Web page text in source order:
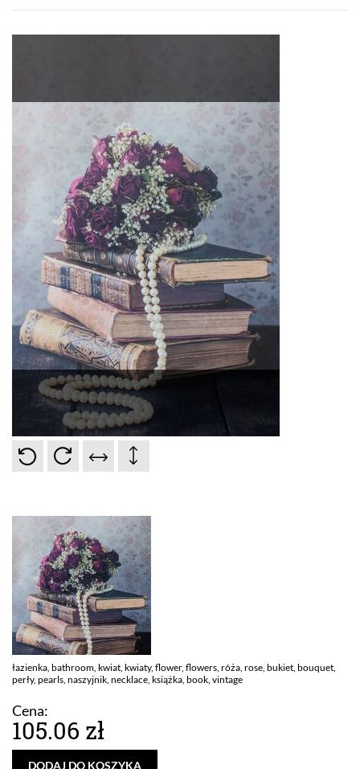
łazienka, bathroom, kwiat, kwiaty, flower, flowers, róża, rose, bukiet, bouquet,
perły, pearls, naszyjnik, necklace, książka, book, vintage
Cena:
105.06 zł
DODAJ DO KOSZYKA